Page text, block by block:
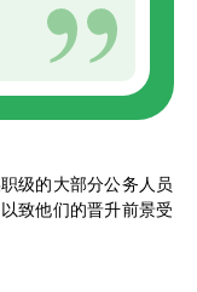
级的大部分公务人员
致他们的晋升前景受